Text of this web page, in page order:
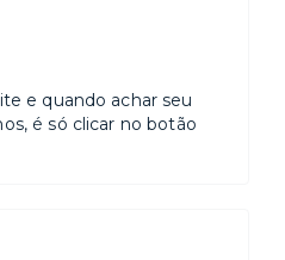
e quando achar seu
é só clicar no botão